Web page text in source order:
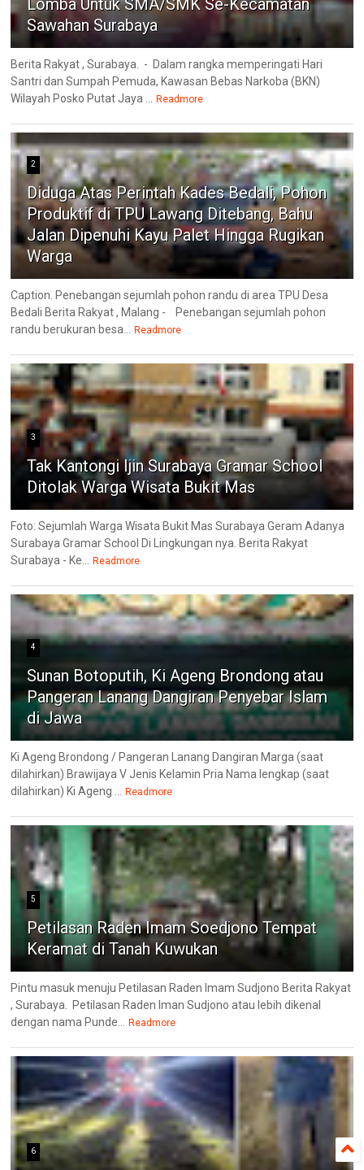
Lomba Untuk SMA/SMK Se-Kecamatan
Sawahan Surabaya
Berita Rakyat , Surabaya. - Dalam rangka memperingati Hari
Santri dan Sumpah Pemuda, Kawasan Bebas Narkoba (BKN)
Wilayah Posko Putat Jaya ... Readmore
2
Diduga Atas Perintah Kades Bedali, Pohon
Produktif di TPU Lawang Ditebang, Bahu
Jalan Dipenuhi Kayu Palet Hingga Rugikan
Warga
Caption. Penebangan sejumlah pohon randu di area TPU Desa
Bedali Berita Rakyat , Malang - Penebangan sejumlah pohon
randu berukuran besa... Readmore
3
Tak Kantongi Ijin Surabaya Gramar School
Ditolak Warga Wisata Bukit Mas
Foto: Sejumlah Warga Wisata Bukit Mas Surabaya Geram Adanya
Surabaya Gramar School Di Lingkungan nya. Berita Rakyat
Surabaya - Ke... Readmore
4
Sunan Botoputih, Ki Ageng Brondong atau
Pangeran Lanang Dangiran Penyebar Islam
di Jawa
Ki Ageng Brondong / Pangeran Lanang Dangiran Marga (saat
dilahirkan) Brawijaya V Jenis Kelamin Pria Nama lengkap (saat
dilahirkan) Ki Ageng ... Readmore
5
Petilasan Raden Imam Soedjono Tempat
Keramat di Tanah Kuwukan
Pintu masuk menuju Petilasan Raden Imam Sudjono Berita Rakyat
, Surabaya. Petilasan Raden Iman Sudjono atau lebih dikenal
dengan nama Punde... Readmore
6